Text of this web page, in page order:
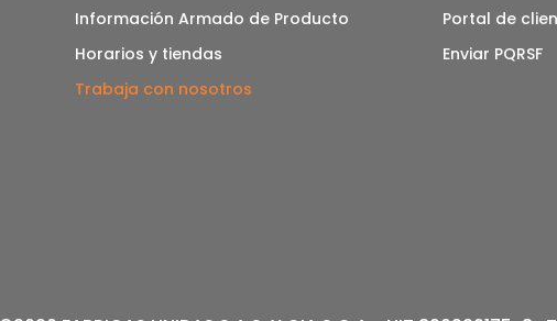
Información Armado de Producto
Horarios y tiendas
Trabaja con nosotros
Portal de
Enviar PQRSF